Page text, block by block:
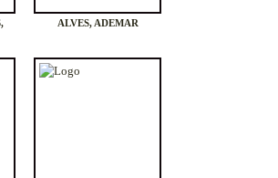
ALVES, ADEMAR